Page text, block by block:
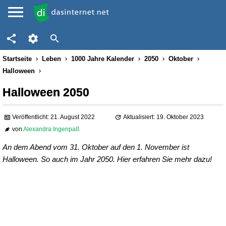
Startseite Leben 1000 Jahre Kalender 2050
Oktober
Halloween
Halloween 2050
Veröffentlicht: 21. August 2022
Aktualisiert: 19. Oktober 2023
vonAlexandra Ingenpaß
An dem Abend vom 31. Oktober auf den 1. November ist
Halloween. So auch im Jahr 2050. Hier erfahren Sie mehr dazu!